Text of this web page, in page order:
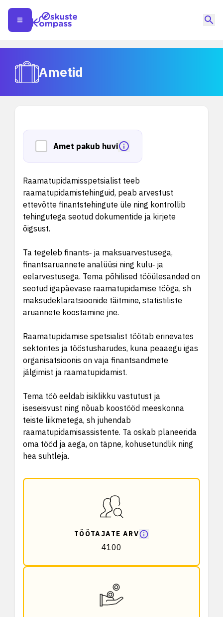
Ametid
Amet pakub huvi
Raamatupidamisspetsialist teeb
raamatupidamistehinguid, peab arvestust
ettevõtte finantstehingute üle ning kontrollib
tehingutega seotud dokumentide ja kirjete
õigsust.
Ta tegeleb finants‑ ja maksuarvestusega,
finantsaruannete analüüsi ning kulu‑ ja
eelarvestusega. Tema põhilised tööülesanded on
seotud igapäevase raamatupidamise tööga, sh
maksudeklaratsioonide täitmine, statistiliste
aruannete koostamine jne.
Raamatupidamise spetsialist töötab erinevates
sektorites ja tööstusharudes, kuna peaaegu igas
organisatsioonis on vaja finantsandmete
jälgimist ja raamatupidamist.
Tema töö eeldab isiklikku vastutust ja
iseseisvust ning nõuab koostööd meeskonna
teiste liikmetega, sh juhendab
raamatupidamisassistente. Ta oskab planeerida
oma tööd ja aega, on täpne, kohusetundlik ning
hea suhtleja.
TÖÖTAJATE ARV
4100